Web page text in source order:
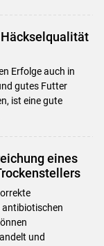
Erfolge auch in
gutes Futter
ist eine gute
eines
antibiotischen
und